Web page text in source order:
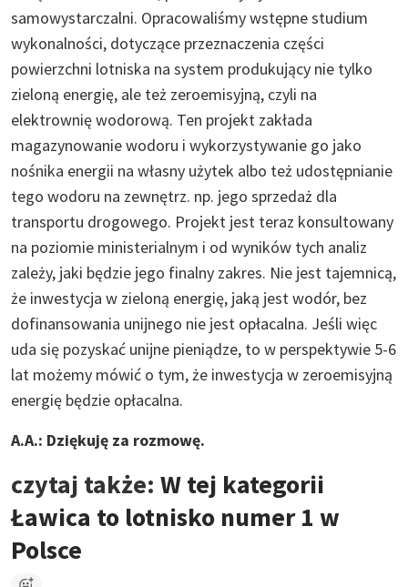
samowystarczalni. Opracowaliśmy wstępne studium
wykonalności, dotyczące przeznaczenia części
powierzchni lotniska na system produkujący nie tylko
zieloną energię, ale też zeroemisyjną, czyli na
elektrownię wodorową. Ten projekt zakłada
magazynowanie wodoru i wykorzystywanie go jako
nośnika energii na własny użytek albo też udostępnianie
tego wodoru na zewnętrz. np. jego sprzedaż dla
transportu drogowego. Projekt jest teraz konsultowany
na poziomie ministerialnym i od wyników tych analiz
zależy, jaki będzie jego finalny zakres. Nie jest tajemnicą,
że inwestycja w zieloną energię, jaką jest wodór, bez
dofinansowania unijnego nie jest opłacalna. Jeśli więc
uda się pozyskać unijne pieniądze, to w perspektywie 5-6
lat możemy mówić o tym, że inwestycja w zeroemisyjną
energię będzie opłacalna.
A.A.: Dziękuję za rozmowę.
czytaj także: W tej kategorii
Ławica to lotnisko numer 1 w
Polsce